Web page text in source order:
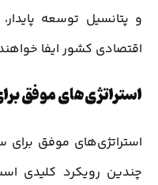
و پتانسیل توسعه
اقتصادی کشور ایفا
استراتژی‌های موفق
استراتژی‌های موفق
چندین رویکرد کلیدی